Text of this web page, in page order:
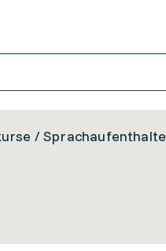
/ Sprachaufenthalte